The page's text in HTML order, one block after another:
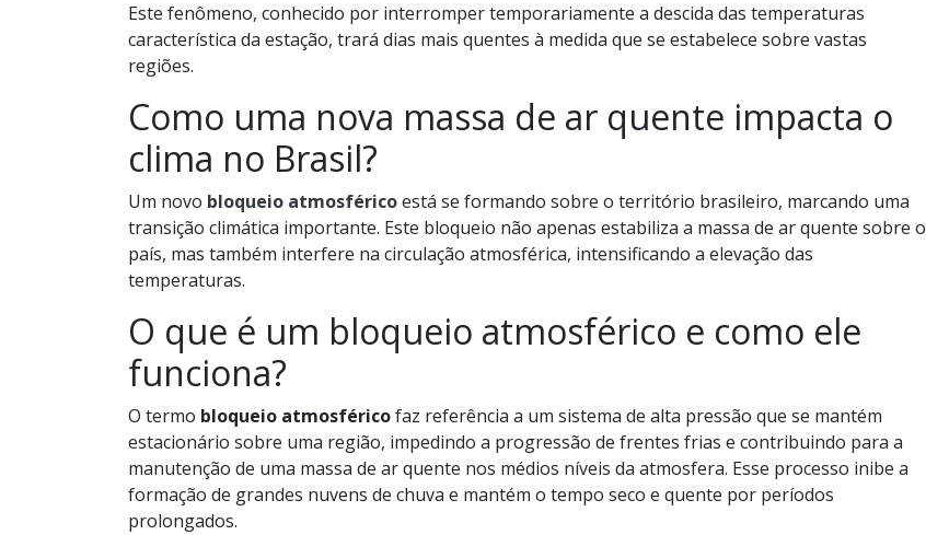
Este fenômeno, conhecido por interromper temporariamente a descida das temperaturas
característica da estação, trará dias mais quentes à medida que se estabelece sobre vastas
regiões.
Como uma nova massa de ar quente impacta o
clima no Brasil?
Um novo bloqueio atmosféricoestá se formando sobre o território brasileiro, marcando uma
transição climática importante. Este bloqueio não apenas estabiliza a massa de ar quente sobre o
país, mas também interfere na circulação atmosférica, intensificando a elevação das
temperaturas.
O que é um bloqueio atmosférico e como ele
funciona?
O termo bloqueio atmosféricofaz referência a um sistema de alta pressão que se mantém
estacionário sobre uma região, impedindo a progressão de frentes frias e contribuindo para a
manutenção de uma massa de ar quente nos médios níveis da atmosfera. Esse processo inibe a
formação de grandes nuvens de chuva e mantém o tempo seco e quente por períodos
prolongados.